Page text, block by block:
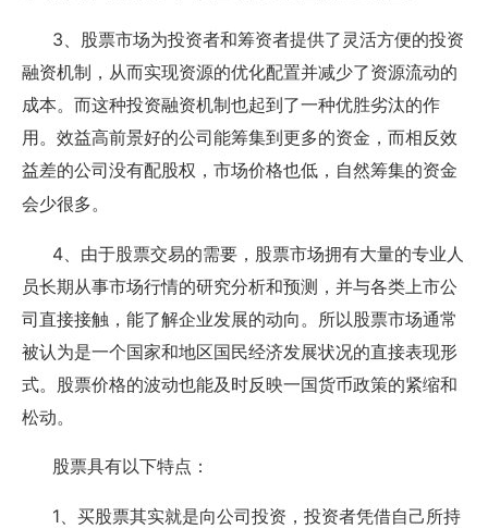
3 、股票市场为投资者和筹资者提供了灵活方便的投资
融资机制，从而实现资源的优化配置并减少了资源流动的
成本。而这种投资融资机制也起到了一种优胜劣汰的作
用。效益高前景好的公司能筹集到更多的资金，而相反效
益差的公司没有配股权，市场价格也低，自然筹集的资金
会少很多。
4 、由于股票交易的需要，股票市场拥有大量的专业人
员长期从事市场行情的研究分析和预测，并与各类上市公
司直接接触，能了解企业发展的动向。所以股票市场通常
被认为是一个国家和地区国民经济发展状况的直接表现形
式。股票价格的波动也能及时反映一国货币政策的紧缩和
松动。
股票具有以下特点：
1 、买股票其实就是向公司投资，投资者凭借自己所持